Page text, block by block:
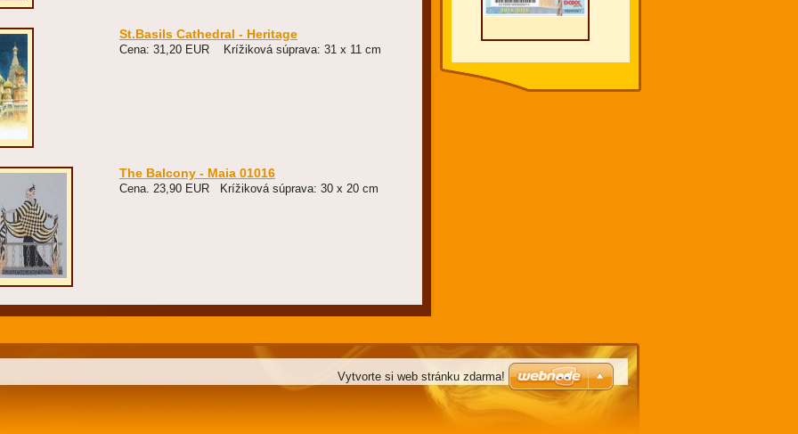
St.Basils Cathedral - Heritage
Cena: 31,20 EUR Krížiková súprava: 31 x 11 cm
The Balcony - Maia 01016
Cena. 23,90 EUR Krížiková súprava: 30 x 20 cm
Vytvorte si web stránku zdarma!